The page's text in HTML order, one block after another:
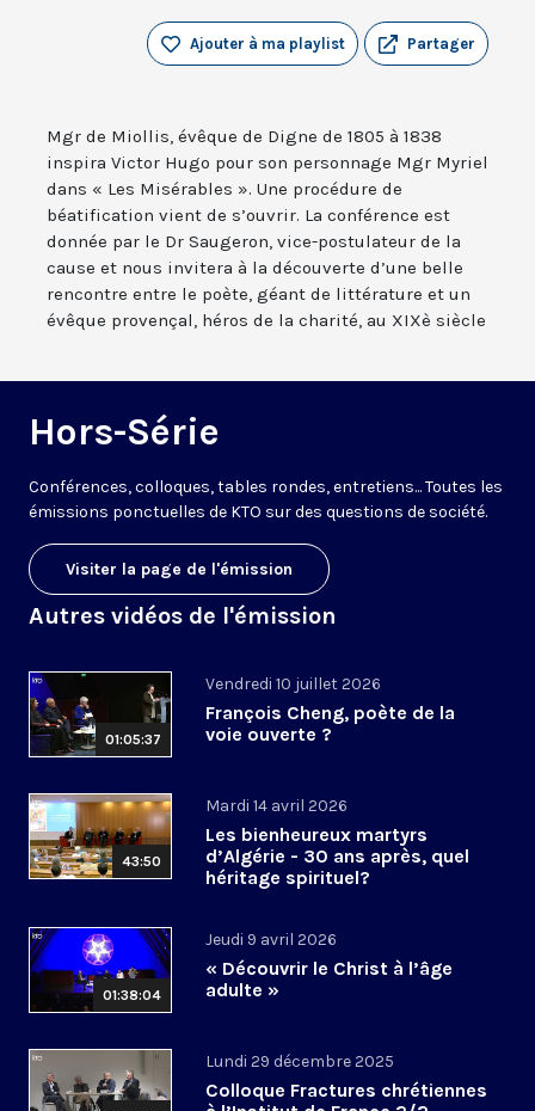
Partager
Ajouter à ma playlist
Mgr de Miollis, évêque de Digne de 1805 à 1838
inspira Victor Hugo pour son personnage Mgr Myriel
dans « Les Misérables ». Une procédure de
béatification vient de s’ouvrir. La conférence est
donnée par le Dr Saugeron, vice-postulateur de la
cause et nous invitera à la découverte d’une belle
rencontre entre le poète, géant de littérature et un
évêque provençal, héros de la charité, au XIXè siècle
Hors-Série
Conférences, colloques, tables rondes, entretiens... Toutes les
émissions ponctuelles de KTO sur des questions de société.
Visiter la page de l'émission
Autres vidéos de l'émission
01:05:37
Vendredi 10 juillet 2026
François Cheng, poète de la
voie ouverte ?
43:50
Mardi 14 avril 2026
Les bienheureux martyrs
d’Algérie - 30 ans après, quel
héritage spirituel?
01:38:04
Jeudi 9 avril 2026
« Découvrir le Christ à l’âge
adulte »
Lundi 29 décembre 2025
Colloque Fractures chrétiennes